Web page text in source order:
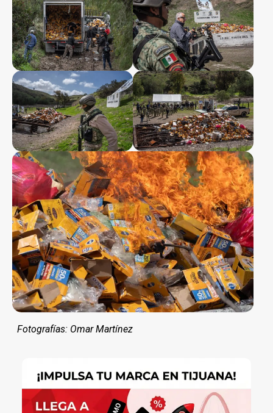
Fotografías: Omar Martínez